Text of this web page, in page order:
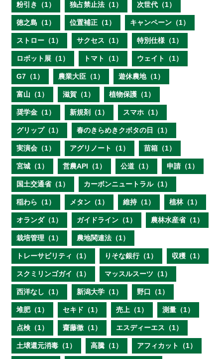
粉引き（1） 独占禁止法（1） 次世代（1）
徳之島（1） 位置補正（1） キャンペーン（1）
ストロー（1） サクセス（1） 特別仕様（1）
ロボット展（1） トマト（1） ウェイト（1）
G7（1） 農業大臣（1） 遊休農地（1）
富山（1） 滋賀（1） 植物保護（1）
奨学金（1） 新規剤（1） スマホ（1）
グリップ（1） 春のきらめきクボタの日（1）
実演会（1） アグリノート（1） 苗箱（1）
宮城（1） 営農API（1） 公道（1） 申請（1）
国土交通省（1） カーボンニュートラル（1）
稲わら（1） メタン（1） 維持（1） 植林（1）
オランダ（1） ガイドライン（1） 農林水産省（1）
栽培管理（1） 農地関連法（1）
トレーサビリティ（1） りそな銀行（1） 収穫（1）
スクミリンゴガイ（1） マッスルスーツ（1）
西洋なし（1） 新潟大学（1） 野口（1）
堆肥（1） セキド（1） 売上（1） 測量（1）
点検（1） 齋藤徹（1） エスディーエス（1）
土壌還元消毒（1） 高騰（1） アフィカット（1）